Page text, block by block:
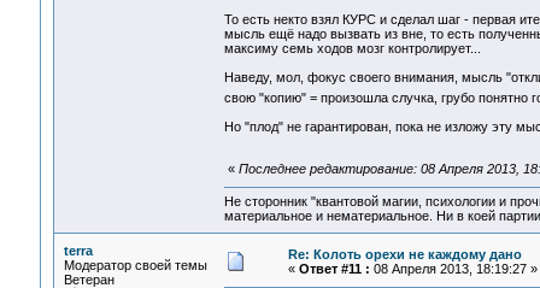
То есть некто взял КУРС и сделал шаг - первая
мысль ещё надо вызвать из вне, то есть
максиму семь ходов мозг контролирует...
Наведу, мол, фокус своего внимания, мысль
свою "копию" = произошла случка, грубо понятно
Но "плод" не гарантирован, пока не изложу эту
« Последнее редактирование: 08 Апреля 2013,
Не сторонник "квантовой магии, психологии и
материальное и нематериальное. Ни в коей
terra
Модератор своей темы
Ветеран
Re: Колоть орехи не каждому дано
« Ответ #11 : 08 Апреля 2013, 18:19:27 »